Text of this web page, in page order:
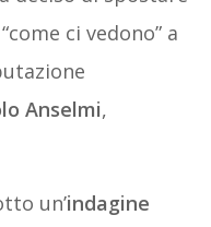
ci vedono” a
Anselmi,
un’indagine